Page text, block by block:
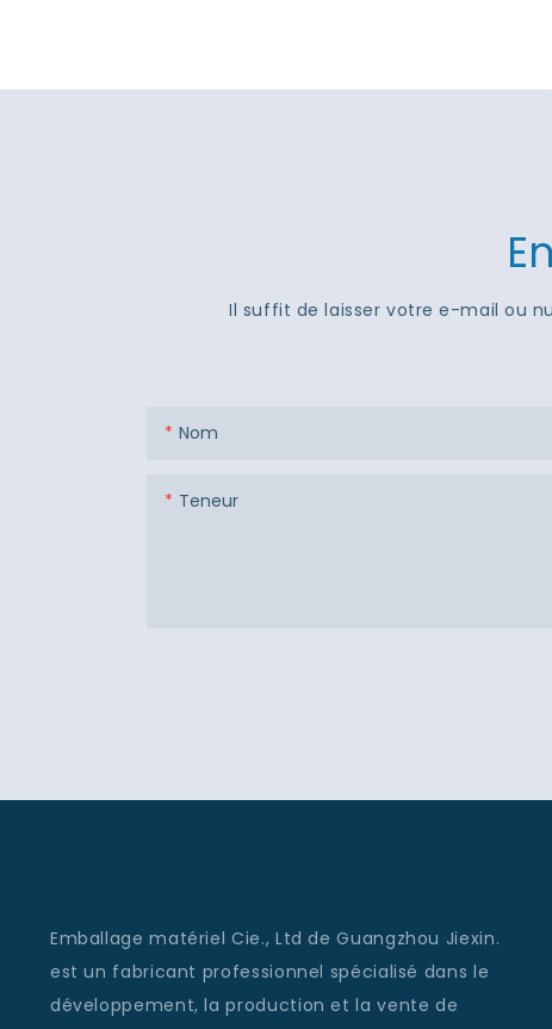
Il suffit de laisser votre e-mail ou
Nom
Teneur
Emballage matériel Cie., Ltd de Guangzhou Jiexin.
est un fabricant professionnel spécialisé dans le
développement, la production et la vente de